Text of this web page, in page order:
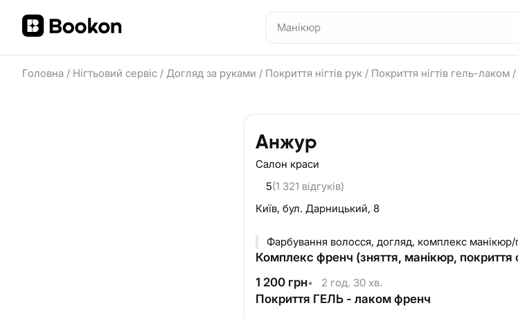
Головна / Нігтьовий сервіс / Догляд за руками / Покриття нігтів рук / Покриття нігтів гель-лаком /
Анжур
Салон краси
5(1 321 відгуків)
Київ, бул. Дарницький, 8
Комплекс френч (зняття, манікюр, покриття
1 200 грн• 2 год. 30 хв.
Покриття ГЕЛЬ - лаком френч